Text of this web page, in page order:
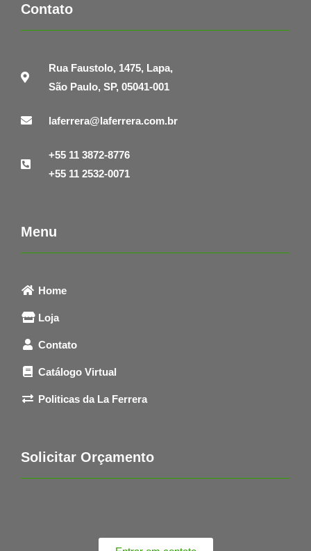
Contato
Rua Faustolo, 1475, Lapa,
São Paulo, SP, 05041-001
laferrera@laferrera.com.br
+55 11 3872-8776
+55 11 2532-0071
Menu
Home
Loja
Contato
Catálogo Virtual
Politicas da La Ferrera
Solicitar Orçamento